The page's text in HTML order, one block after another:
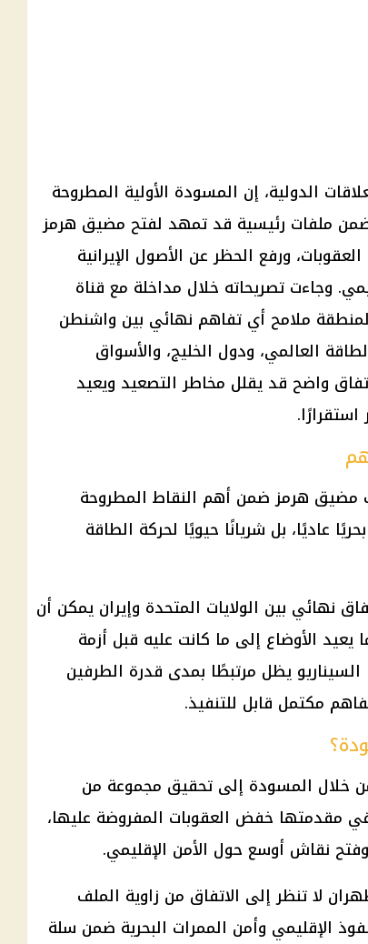
الدولية، إن المسودة الأولية المطروحة
ملفات رئيسية قد تمهد لفتح مضيق هرمز
ورفع الحظر عن الأصول الإيرانية
وجاءت تصريحاته خلال مداخلة مع قناة
ملامح أي تفاهم نهائي بين واشنطن
العالمي، ودول الخليج، والأسواق
واضح قد يقلل مخاطر التصعيد ويعيد
مضيق هرمز ضمن أهم النقاط المطروحة
عاديًا، بل شريانًا حيويًا لحركة الطاقة
نهائي بين الولايات المتحدة وإيران يمكن أن
الأوضاع إلى ما كانت عليه قبل أزمة
السيناريو يظل مرتبطًا بمدى قدرة الطرفين
مكتمل قابل للتنفيذ.
خلال المسودة إلى تحقيق مجموعة من
مقدمتها خفض العقوبات المفروضة عليها،
نقاش أوسع حول الأمن الإقليمي.
لا تنظر إلى الاتفاق من زاوية الملف
الإقليمي وأمن الممرات البحرية ضمن سلة